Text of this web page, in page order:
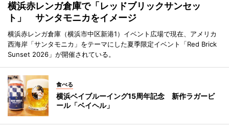
横浜赤レンガ倉庫で「レッドブリックサンセッ
ト」 サンタモニカをイメージ
横浜赤レンガ倉庫（横浜市中区新港1）イベント広場で現在、アメリカ
西海岸「サンタモニカ」をテーマにした夏季限定イベント「Red Brick
Sunset 2026」が開催されている。
食べる
横浜ベイブルーイング15周年記念 新作ラガービ
ール「ベイヘル」